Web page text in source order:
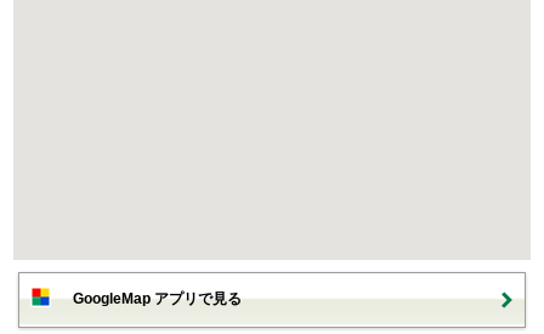
GoogleMap アプリで見る